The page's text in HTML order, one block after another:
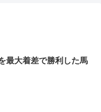
最大着差で勝利した馬